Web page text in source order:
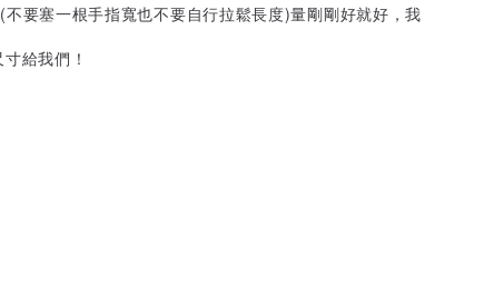
要塞一根手指寬也不要自行拉鬆長度)量剛剛好就好，我
給我們！